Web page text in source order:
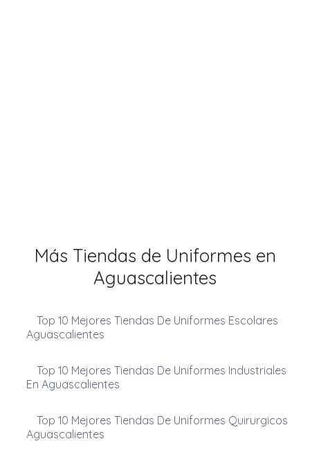
Más Tiendas de Uniformes en
Aguascalientes
Top 10 Mejores Tiendas De Uniformes Escolares
Aguascalientes
Top 10 Mejores Tiendas De Uniformes Industriales
En Aguascalientes
Top 10 Mejores Tiendas De Uniformes Quirurgicos
Aguascalientes